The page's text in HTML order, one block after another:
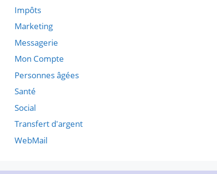
Impôts
Marketing
Messagerie
Mon Compte
Personnes âgées
Santé
Social
Transfert d'argent
WebMail